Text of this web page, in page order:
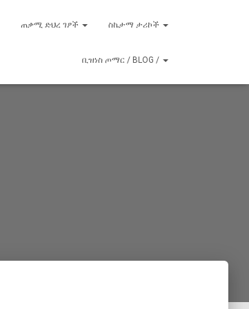
ጠቃሚ ድህረ ገፆች ስኬታማ ታሪኮች
ቢዝነስ ጦማር / BLOG /